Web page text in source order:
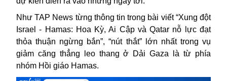
Như TAP News từng thông tin trong bài viết “Xung đột
Israel - Hamas: Hoa Kỳ, Ai Cập và Qatar nỗ lực đạt
thỏa thuận ngừng bắn”, “nút thắt” lớn nhất trong vụ
giảm căng thẳng leo thang ở Dải Gaza là từ phía
nhóm Hồi giáo Hamas.